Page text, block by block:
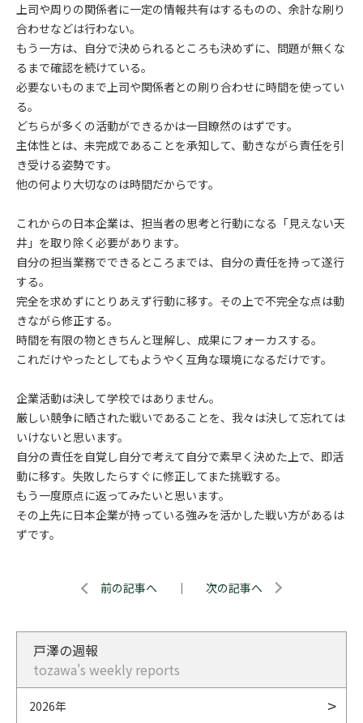
上司や周りの関係者に一定の情報共有はするものの、余計な刷り
合わせなどは行わない。
もう一方は、自分で決められるところも決めずに、問題が無くな
るまで確認を続けている。
必要ないものまで上司や関係者との刷り合わせに時間を使ってい
る。
どちらが多くの活動ができるかは一目瞭然のはずです。
主体性とは、未完成であることを承知して、動きながら責任を引
き受ける姿勢です。
他の何より大切なのは時間だからです。
これからの日本企業は、担当者の思考と行動になる「見えない天
井」を取り除く必要があります。
自分の担当業務でできるところまでは、自分の責任を持って遂行
する。
完全を求めずにとりあえず行動に移す。その上で不完全な点は動
きながら修正する。
時間を有限の物ときちんと理解し、成果にフォーカスする。
これだけやったとしてもようやく互角な環境になるだけです。
企業活動は決して学校ではありません。
厳しい競争に晒された戦いであることを、我々は決して忘れては
いけないと思います。
自分の責任を自覚し自分で考えて自分で素早く決めた上で、即活
動に移す。失敗したらすぐに修正してまた挑戦する。
もう一度原点に返ってみたいと思います。
その上先に日本企業が持っている強みを活かした戦い方があるは
ずです。
前の記事へ ｜ 次の記事へ
戸澤の週報
tozawa's weekly reports
2026年